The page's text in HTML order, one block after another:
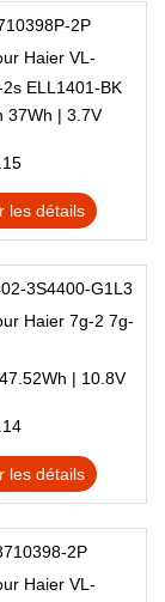
2P
Haier VL-
ELL1401-BK
BN46
37Wh | 3.7V
les détails
3S4400-G1L3
Haier 7g-2 7g-
| 10.8V
les détails
2P
Haier VL-